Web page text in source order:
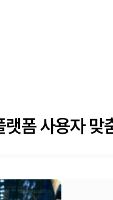
폼 사용자 맞